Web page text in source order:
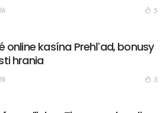
5
online kasína Prehľad, bonusy
hrania
3